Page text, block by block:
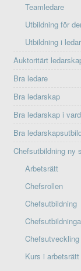
Teamledare
Utbildning för
Utbildning i
Auktoritärt
Bra ledare
Bra ledarskap
Bra ledarskap i
Bra
Chefsutbildning ny
Arbetsrätt
Chefsrollen
Chefsutbildning
Chefsutveckling
Kurs i